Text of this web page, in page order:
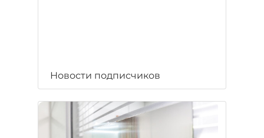
Новости подписчиков